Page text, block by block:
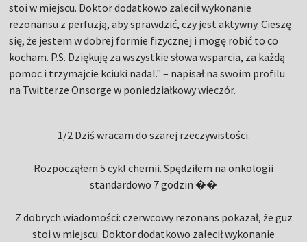
stoi w miejscu. Doktor dodatkowo zalecił wykonanie
rezonansu z perfuzją, aby sprawdzić, czy jest aktywny. Cieszę
się, że jestem w dobrej formie fizycznej i mogę robić to co
kocham. P.S. Dziękuję za wszystkie słowa wsparcia, za każdą
pomoc i trzymajcie kciuki nadal." – napisał na swoim profilu
na Twitterze Onsorge w poniedziałkowy wieczór.
1/2 Dziś wracam do szarej rzeczywistości.
Rozpocząłem 5 cykl chemii. Spędziłem na onkologii
standardowo 7 godzin ��
Z dobrych wiadomości: czerwcowy rezonans pokazał, że guz
stoi w miejscu. Doktor dodatkowo zalecił wykonanie